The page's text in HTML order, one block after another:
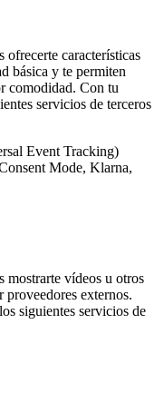
ofrecerte características
básica y te permiten
comodidad. Con tu
servicios de terceros
Event Tracking)
Mode, Klarna,
mostrarte vídeos u otros
externos.
siguientes servicios de